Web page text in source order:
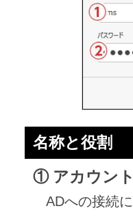
名称と役割
① アカウン
ADへの接続